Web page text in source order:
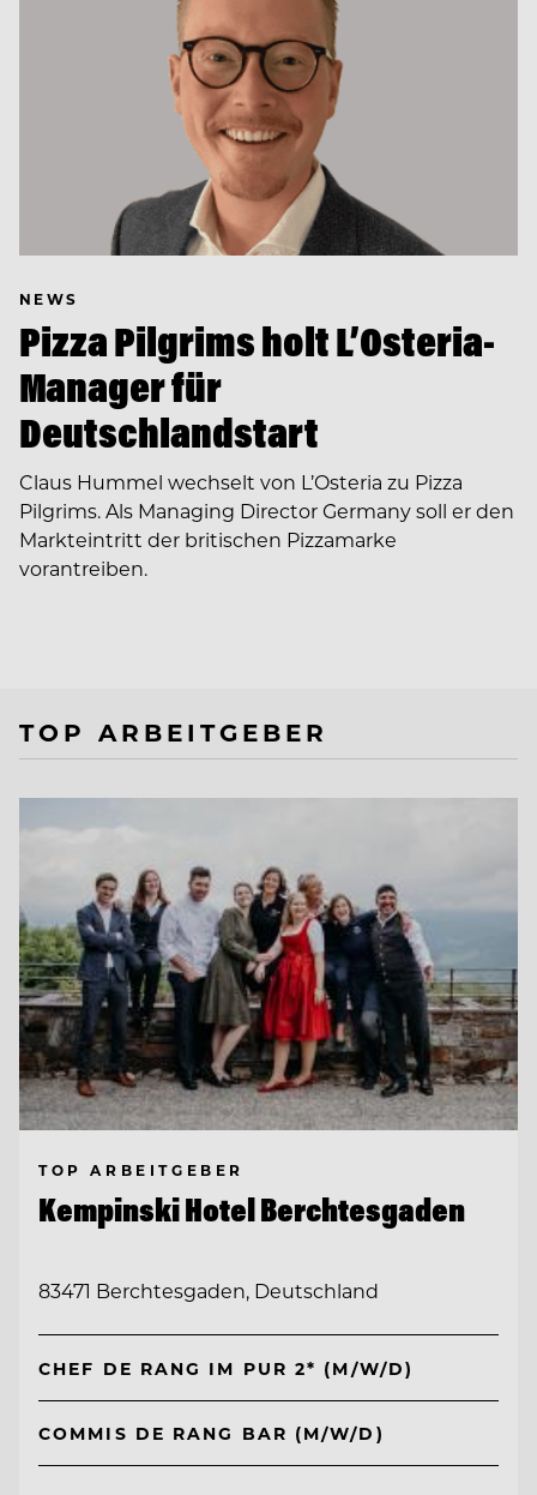
NEWS
Pizza Pilgrims holt L’Osteria-
Manager für
Deutschlandstart
Claus Hummel wechselt von L’Osteria zu Pizza
Pilgrims. Als Managing Director Germany soll er den
Markteintritt der britischen Pizzamarke
vorantreiben.
TOP ARBEITGEBER
TOP ARBEITGEBER
Kempinski Hotel Berchtesgaden
83471 Berchtesgaden, Deutschland
CHEF DE RANG IM PUR 2* (M/W/D)
COMMIS DE RANG BAR (M/W/D)